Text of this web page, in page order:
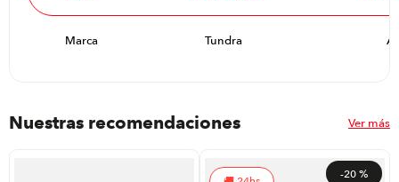
Marca Tundra
Nuestras recomendaciones Ver más
-20 %